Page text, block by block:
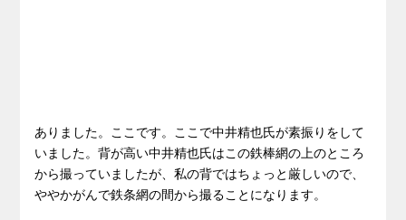
ありました。ここです。ここで中井精也氏が素振りをして
いました。背が高い中井精也氏はこの鉄棒網の上のところ
から撮っていましたが、私の背ではちょっと厳しいので、
ややかがんで鉄条網の間から撮ることになります。